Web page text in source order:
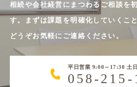
相続や会社経営にまつわるご相談を
す。まずは課題を明確化していくこ
どうぞお気軽にご連絡ください。
平日営業 9:00～17:30 土
058-215-